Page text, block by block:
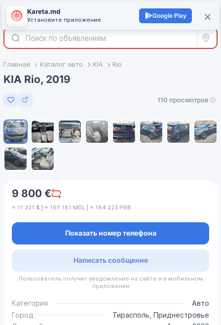
Войти +
Все
Главная Каталог авто KIA Rio
KIA Rio, 2019
Добавить в избранное
110 просмотров
9 800 €
≈ 11 321 $ | ≈ 197 181 MDL | ≈ 184 223 PRB
Показать номер телефона
Написать сообщение
Пользователь получит уведомление на сайте и в мобильном
приложении
Категория
Авто
Город
Тирасполь, Приднестровье
×
Kareta.md
Установите приложение
Google Play